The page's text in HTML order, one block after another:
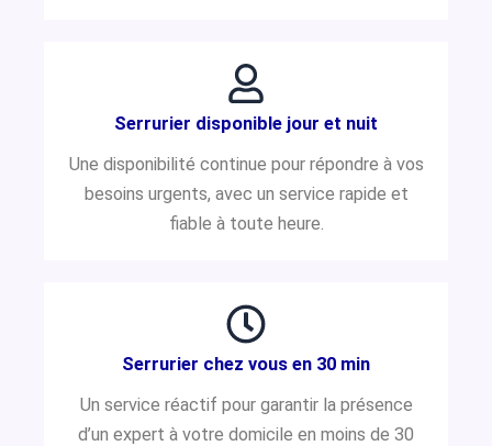
Serrurier disponible jour et nuit
Une disponibilité continue pour répondre à vos
besoins urgents, avec un service rapide et
fiable à toute heure.
Serrurier chez vous en 30 min
Un service réactif pour garantir la présence
d’un expert à votre domicile en moins de 30